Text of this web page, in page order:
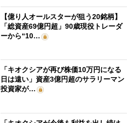
【億り人オールスターが狙う20銘柄】
「総資産69億円超」90歳現役トレーダ
ーから“10…
「キオクシアが再び株価10万円になる
日は遠い」資産3億円超のサラリーマン
投資家が…